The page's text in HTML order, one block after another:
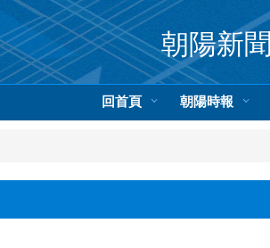
朝陽新聞
回首頁 朝陽時報